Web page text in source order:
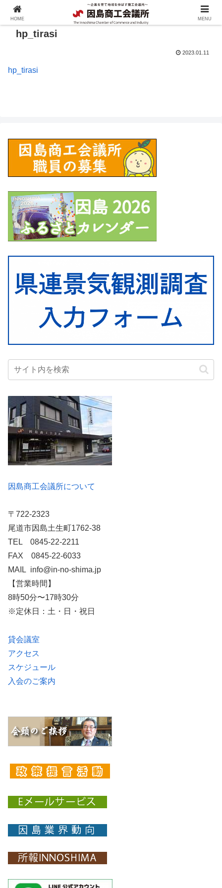
hp_tirasi
2023.01.11
hp_tirasi
因島商工会議所について
〒722-2323
尾道市因島土生町1762-38
TEL 0845-22-2211
FAX 0845-22-6033
MAIL info@in-no-shima.jp
【営業時間】
8時50分〜17時30分
※定休日：土・日・祝日
貸会議室
アクセス
スケジュール
入会のご案内
HOME MENU